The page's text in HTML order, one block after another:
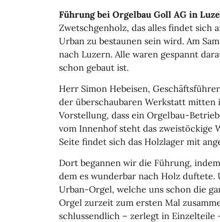
Führung bei Orgelbau Goll AG in
Zwetschgenholz, das alles findet sich
Urban zu bestaunen sein wird. Am
nach Luzern. Alle waren gespannt
schon gebaut ist.
Herr Simon Hebeisen,
der überschaubaren Werkstatt
Vorstellung, dass ein Orgelbau-
vom Innenhof steht das zweistöckige
Seite findet sich das Holzlager mit
Dort begannen wir die Führung,
dem es wunderbar nach Holz duftete.
Urban-Orgel, welche uns schon die
Orgel zurzeit zum ersten Mal
schlussendlich – zerlegt in Einzelteile